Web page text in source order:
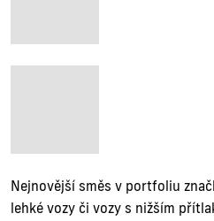
Nejnovější směs v portfoliu
lehké vozy či vozy s nižším